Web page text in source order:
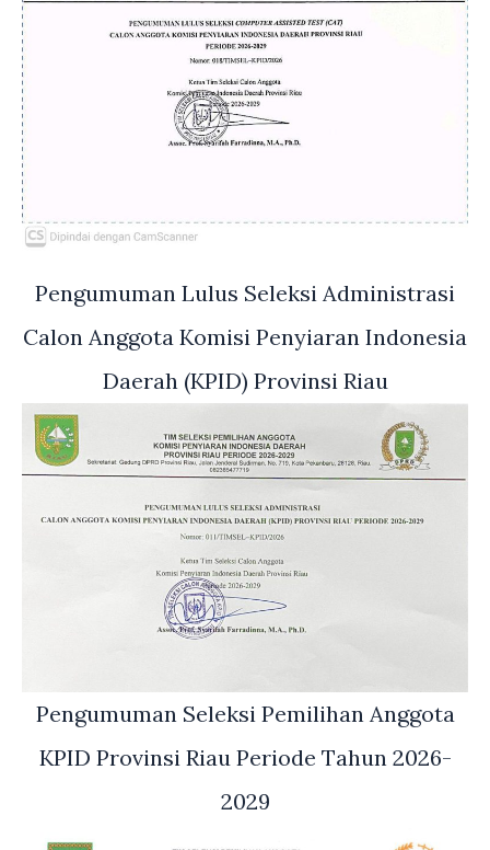
Pengumuman Lulus Seleksi Administrasi
Calon Anggota Komisi Penyiaran Indonesia
Daerah (KPID) Provinsi Riau
Pengumuman Seleksi Pemilihan Anggota
KPID Provinsi Riau Periode Tahun 2026-
2029